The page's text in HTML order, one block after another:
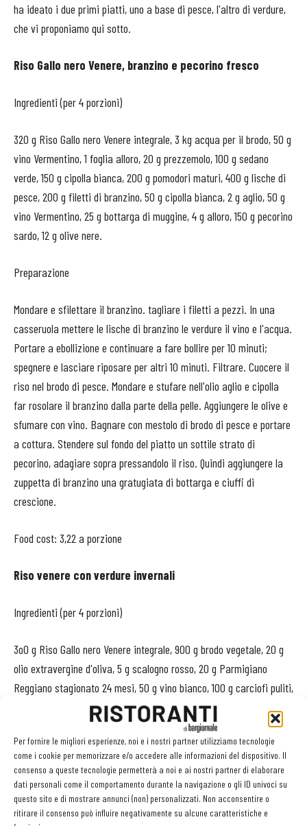
Per fornire le migliori esperienze, noi e i nostri partner utilizziamo tecnologie
come i cookie per memorizzare e/o accedere alle informazioni del dispositivo. Il
consenso a queste tecnologie permetterà a noi e ai nostri partner di elaborare
dati personali come il comportamento durante la navigazione o gli ID univoci su
questo sito e di mostrare annunci (non) personalizzati. Non acconsentire o
ritirare il consenso può influire negativamente su alcune caratteristiche e
ha ideato i due primi piatti, uno a base di pesce, l'altro di verdure,
che vi proponiamo qui sotto.
Riso Gallo nero Venere, branzino e pecorino fresco
Ingredienti (per 4 porzioni)
320 g Riso Gallo nero Venere integrale, 3 kg acqua per il brodo, 50 g
vino Vermentino, 1 foglia alloro, 20 g prezzemolo, 100 g sedano
verde, 150 g cipolla bianca, 200 g pomodori maturi, 400 g lische di
pesce, 200 g filetti di branzino, 50 g cipolla bianca, 2 g aglio, 50 g
vino Vermentino, 25 g bottarga di muggine, 4 g alloro, 150 g pecorino
sardo, 12 g olive nere.
Preparazione
Mondare e sfilettare il branzino. tagliare i filetti a pezzi. In una
casseruola mettere le lische di branzino le verdure il vino e l'acqua.
Portare a ebollizione e continuare a fare bollire per 10 minuti;
spegnere e lasciare riposare per altri 10 minuti. Filtrare. Cuocere il
riso nel brodo di pesce. Mondare e stufare nell'olio aglio e cipolla
far rosolare il branzino dalla parte della pelle. Aggiungere le olive e
sfumare con vino. Bagnare con mestolo di brodo di pesce e portare
a cottura. Stendere sul fondo del piatto un sottile strato di
pecorino, adagiare sopra pressandolo il riso. Quindi aggiungere la
zuppetta di branzino una gratugiata di bottarga e ciuffi di
crescione.
Food cost: 3,22 a porzione
Riso venere con verdure invernali
Ingredienti (per 4 porzioni)
3o0 g Riso Gallo nero Venere integrale, 900 g brodo vegetale, 20 g
olio extravergine d'oliva, 5 g scalogno rosso, 20 g Parmigiano
Reggiano stagionato 24 mesi, 50 g vino bianco, 100 g carciofi puliti,
100 g radicchio rosso, 100 g funghi champignon bianchi, 1 g timo, 10
g olio extravergine d'oliva.
Preparazione
Mondare le verdure e tagliare a pezzi di piccole
dimensioni. Sbollentare le verdure in acqua acidula per 1